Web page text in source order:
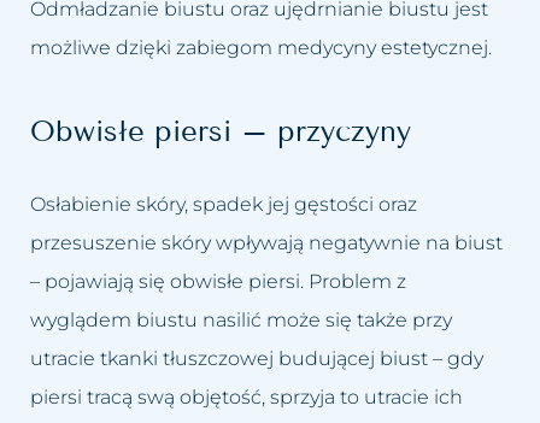
Przebarwienia
Rozszerzone naczynka
Tłusta cera
Trądzik różowaty
Utrata jędrności piersi
Worki i cienie pod oczami
Odmładzanie biustu
Peelingi chemiczne
Peeling kawitacyjny
Podnoszenie powiek lub brwi
Powiększanie ust
Usuwanie blizn
Odmładzanie biustu oraz ujędrnianie biustu jest
możliwe dzięki zabiegom medycyny estetycznej.
Obwisłe piersi – przyczyny
Osłabienie skóry, spadek jej gęstości oraz
przesuszenie skóry wpływają negatywnie na biust
– pojawiają się obwisłe piersi. Problem z
wyglądem biustu nasilić może się także przy
utracie tkanki tłuszczowej budującej biust – gdy
piersi tracą swą objętość, sprzyja to utracie ich